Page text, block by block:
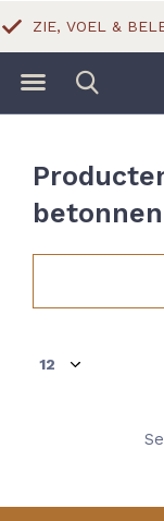
ZIE, VOEL & BELEEF